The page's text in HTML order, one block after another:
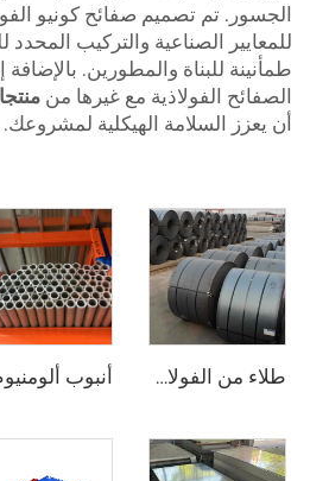
الجسور. تم تصميم صفائح كونيو
للمعايير الصناعية والتركيب المحدد
طمأنينة للبناة والمطورين.
الصفائح الفولاذية مع غيرها من
أن يعزز السلامة الهيكلية لمشروعك.
طلاء من الفولاذ الكربوني المطاط الساخن